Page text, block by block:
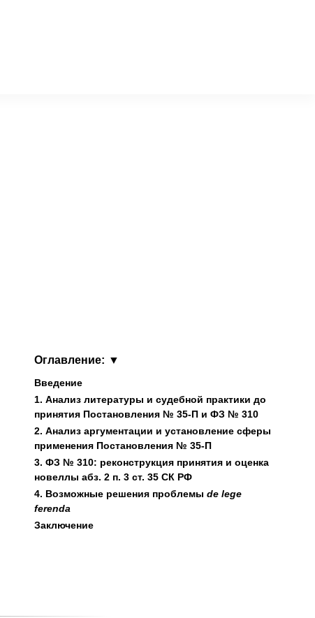
Оглавление:
Введение
1. Анализ литературы и судебной практики до
принятия Постановления № 35-П и ФЗ № 310
2. Анализ аргументации и установление сферы
применения Постановления № 35-П
3. ФЗ № 310: реконструкция принятия и оценка
новеллы абз. 2 п. 3 ст. 35 СК РФ
4. Возможные решения проблемы de lege
ferenda
Заключение